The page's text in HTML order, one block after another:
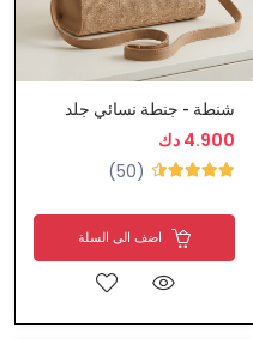
شنطة - جنطة نسائي جلد
4.900 دك
(50)
اضف الى السلة